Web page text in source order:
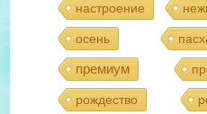
настроение
осень
премиум
рождество